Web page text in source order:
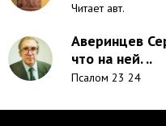
Читает авт.
Аверинцев
что на ней. ..
Псалом 23 24